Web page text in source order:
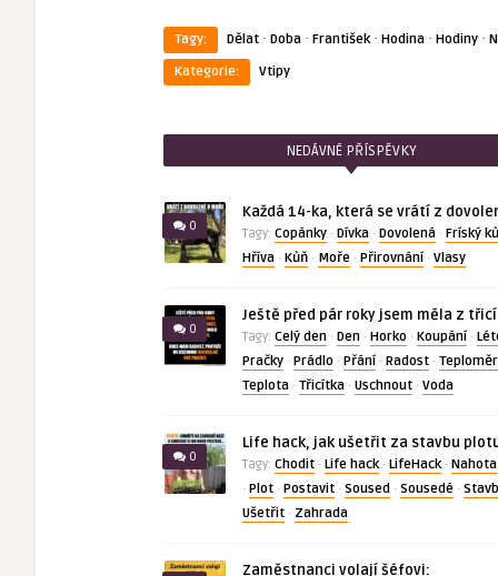
Tagy: Dělat · Doba · František· Hodina · Hodiny ·
Kategorie:
Vtipy
NEDÁVNÉ PŘÍSPĚVKY
0
Každá 14-ka, která se vrátí z
Tagy: Copánky · Dívka · Dovolená · Fríský
Hříva · Kůň · Moře · Přirovnání· Vlasy
0
Ještě před pár roky jsem měla z
Tagy: Celý den · Den · Horko · Koupání·
Pračky · Prádlo · Přání· Radost · Teploměr
Teplota · Třicítka · Uschnout · Voda
0
Life hack, jak ušetřit za stavbu
Tagy: Chodit · Life hack· LifeHack· Nahota
· Plot · Postavit · Soused · Sousedé ·
Ušetřit · Zahrada
Zaměstnanci volají šéfovi: